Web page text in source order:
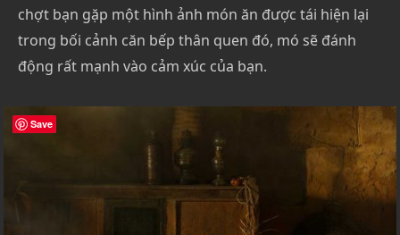
chợt bạn gặp một hình ảnh món ăn được tái hiện lại
trong bối cảnh căn bếp thân quen đó, mó sẽ đánh
động rất mạnh vào cảm xúc của bạn.
Save